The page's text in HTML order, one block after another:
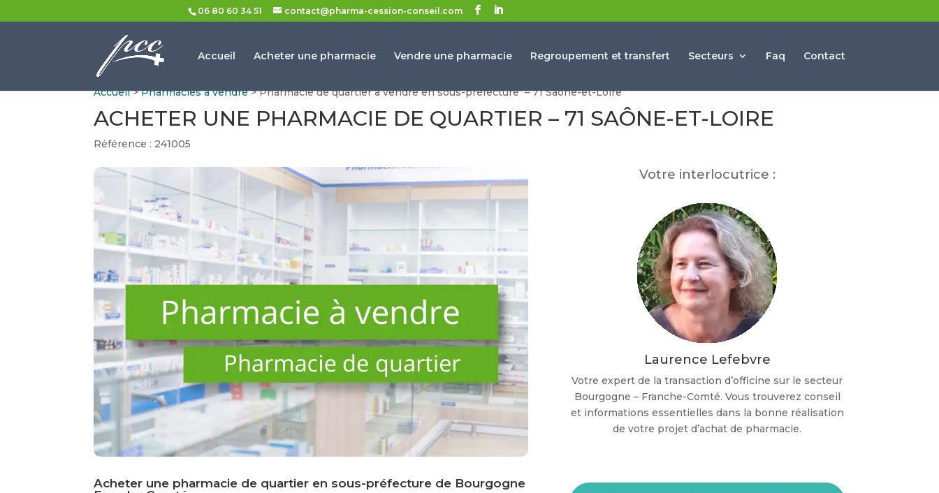
06 80 60 34 51 contact@pharma-cession-conseil.com
Accueil Acheter une pharmacie Vendre une pharmacie Regroupement et transfert Secteurs Faq Contact
Accueil>Pharmacies à vendre> Pharmacie de quartier à vendre en sous-préfecture – 71 Saône-et-Loire
ACHETER UNE PHARMACIE DE QUARTIER – 71 SAÔNE-ET-LOIRE
Référence : 241005
Acheter une pharmacie de quartier en sous-préfecture de Bourgogne
Votre interlocutrice :
Laurence Lefebvre
Votre expert de la transaction d’officine sur le secteur
Bourgogne – Franche-Comté. Vous trouverez conseil
et informations essentielles dans la bonne réalisation
de votre projet d’achat de pharmacie.